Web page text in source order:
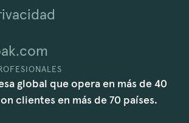
global que opera en más de 40
clientes en más de 70 países.